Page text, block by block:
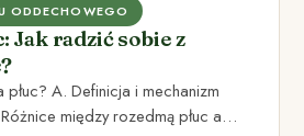
ODDECHOWEGO
Jak radzić sobie z
płuc? A. Definicja i mechanizm
między rozedmą płuc a